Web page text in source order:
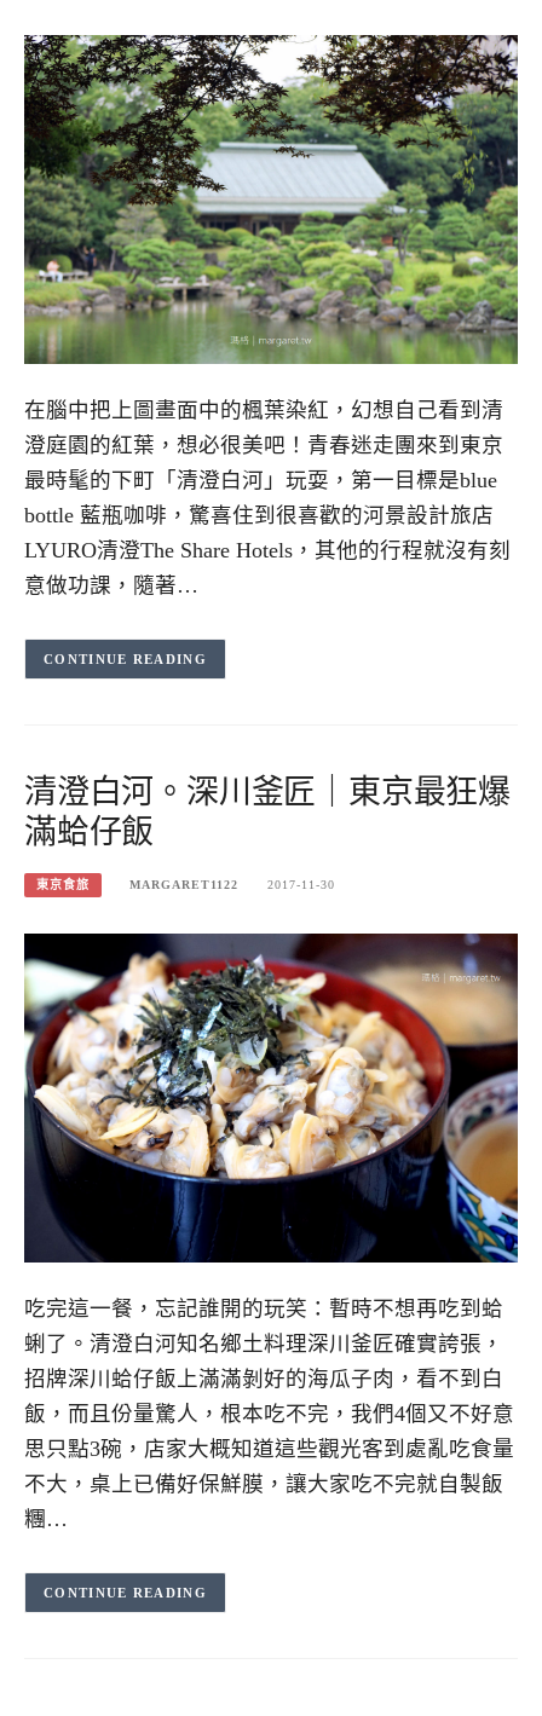
在腦中把上圖畫面中的楓葉染紅，幻想自己看到清
澄庭園的紅葉，想必很美吧！青春迷走團來到東京
最時髦的下町「清澄白河」玩耍，第一目標是blue
bottle 藍瓶咖啡，驚喜住到很喜歡的河景設計旅店
LYURO清澄The Share Hotels，其他的行程就沒有刻
意做功課，隨著…
CONTINUE READING
清澄白河。深川釜匠｜東京最狂爆
滿蛤仔飯
東京食旅 MARGARET1122 2017-11-30
吃完這一餐，忘記誰開的玩笑：暫時不想再吃到蛤
蜊了。清澄白河知名鄉土料理深川釜匠確實誇張，
招牌深川蛤仔飯上滿滿剝好的海瓜子肉，看不到白
飯，而且份量驚人，根本吃不完，我們4個又不好意
思只點3碗，店家大概知道這些觀光客到處亂吃食量
不大，桌上已備好保鮮膜，讓大家吃不完就自製飯
糰…
CONTINUE READING